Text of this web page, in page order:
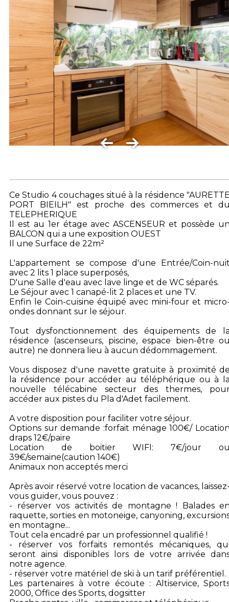
Ce Studio 4 couchages situé à la résidence
PORT BIEILH" est proche des commerces et
TELEPHERIQUE
Il est au 1er étage avec ASCENSEUR et possède
BALCON qui a une exposition OUEST
Il une Surface de 22m²
L'appartement se compose d'une Entrée/Coin-
avec 2 lits 1 place superposés,
D'une Salle d'eau avec lave linge et de WC séparés.
Le Séjour avec 1 canapé-lit 2 places et une TV.
Enfin le Coin-cuisine équipé avec mini-four et
ondes donnant sur le séjour.
Tout dysfonctionnement des équipements de
résidence (ascenseurs, piscine, espace bien-être
autre) ne donnera lieu à aucun dédommagement.
Vous disposez d'une navette gratuite à proximité
la résidence pour accéder au téléphérique ou à
nouvelle télécabine secteur des thermes,
accéder aux pistes du Pla d'Adet facilement.
A votre disposition pour faciliter votre séjour.
Options sur demande :forfait ménage 100€/
draps 12€/paire
Location de boitier WIFI: 7€/jour
39€/semaine(caution 140€)
Animaux non acceptés merci
Après avoir réservé votre location de vacances,
vous guider, vous pouvez :
- réserver vos activités de montagne ! Balades
raquette, sorties en motoneige, canyoning,
en montagne...
Tout cela encadré par un professionnel qualifié !
- réserver vos forfaits remontés mécaniques,
seront ainsi disponibles lors de votre arrivée
notre agence.
- réserver votre matériel de ski à un tarif préférentiel.
Les partenaires à votre écoute : Altiservice,
2000, Office des Sports, dogsitter